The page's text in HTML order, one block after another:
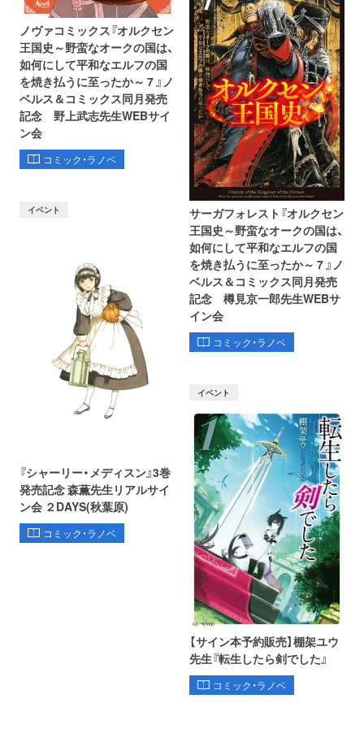
ノヴァコミックス『オルクセン
王国史～野蛮なオークの国は、
如何にして平和なエルフの国
を焼き払うに至ったか～ 7 』ノ
ベルス＆コミックス同月発売
記念 野上武志先生WEBサイ
ン会
コミック・ラノベ
サーガフォレスト『オルクセン
王国史～野蛮なオークの国は、
如何にして平和なエルフの国
を焼き払うに至ったか～ 7 』ノ
ベルス＆コミックス同月発売
記念 樽見京一郎先生WEBサ
イン会
コミック・ラノベ
イベント
『シャーリー・メディスン』3巻
発売記念 森薫先生リアルサイ
ン会 ２DAYS(秋葉原)
コミック・ラノベ
イベント
【サイン本予約販売】棚架ユウ
先生『転生したら剣でした』
コミック・ラノベ